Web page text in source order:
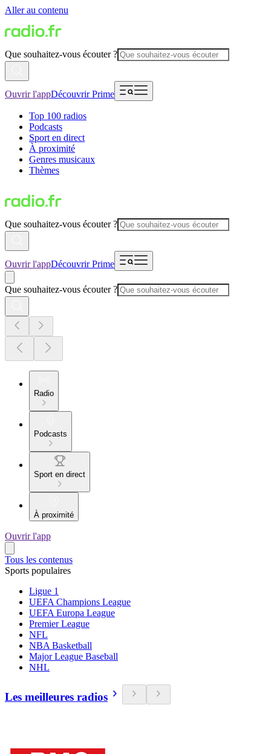
Aller au contenu
Que souhaitez-vous écouter ?
Ouvrir l'appDécouvrir Prime
Top 100 radios
Podcasts
Sport en direct
À proximité
Genres musicaux
Thèmes
Que souhaitez-vous écouter ?
Ouvrir l'appDécouvrir Prime
Que souhaitez-vous écouter ?
Radio
Podcasts
Sport en direct
À proximité
Ouvrir l'app
Tous les contenus
Sports populaires
Ligue 1
UEFA Champions League
UEFA Europa League
Premier League
NFL
NBA Basketball
Major League Baseball
NHL
Les meilleures radios